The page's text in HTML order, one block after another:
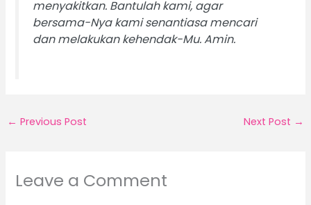
menyakitkan. Bantulah kami, agar
bersama-Nya kami senantiasa mencari
dan melakukan kehendak-Mu. Amin.
← Previous Post Next Post →
Leave a Comment